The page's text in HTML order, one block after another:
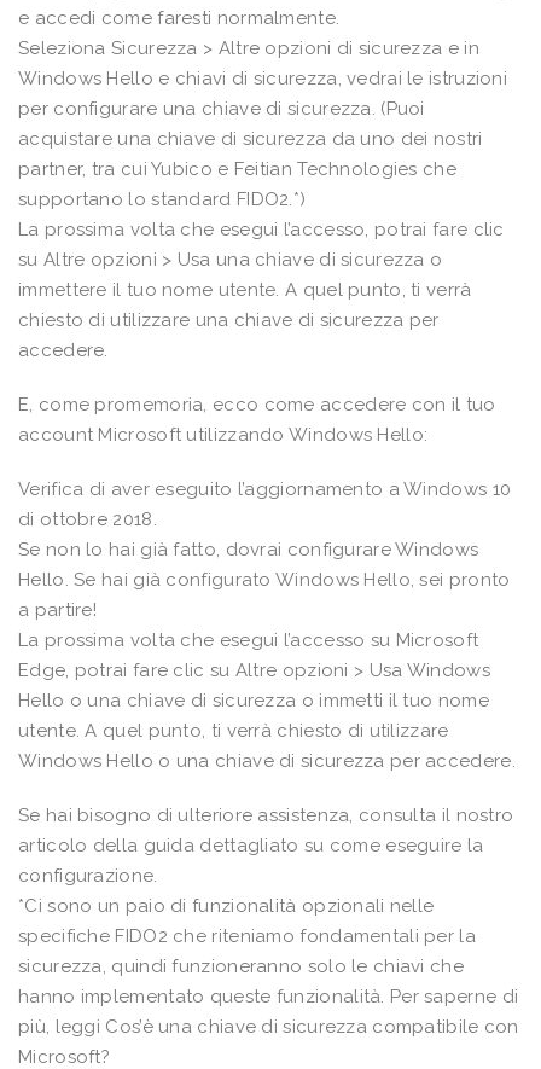
e accedi come faresti normalmente.
Seleziona Sicurezza > Altre opzioni di sicurezza e in
Windows Hello e chiavi di sicurezza, vedrai le istruzioni
per configurare una chiave di sicurezza. (Puoi
acquistare una chiave di sicurezza da uno dei nostri
partner, tra cui Yubico e Feitian Technologies che
supportano lo standard FIDO2.*)
La prossima volta che esegui l’accesso, potrai fare clic
su Altre opzioni > Usa una chiave di sicurezza o
immettere il tuo nome utente. A quel punto, ti verrà
chiesto di utilizzare una chiave di sicurezza per
accedere.
E, come promemoria, ecco come accedere con il tuo
account Microsoft utilizzando Windows Hello:
Verifica di aver eseguito l’aggiornamento a Windows 10
di ottobre 2018.
Se non lo hai già fatto, dovrai configurare Windows
Hello. Se hai già configurato Windows Hello, sei pronto
a partire!
La prossima volta che esegui l’accesso su Microsoft
Edge, potrai fare clic su Altre opzioni > Usa Windows
Hello o una chiave di sicurezza o immetti il tuo nome
utente. A quel punto, ti verrà chiesto di utilizzare
Windows Hello o una chiave di sicurezza per accedere.
Se hai bisogno di ulteriore assistenza, consulta il nostro
articolo della guida dettagliato su come eseguire la
configurazione.
*Ci sono un paio di funzionalità opzionali nelle
specifiche FIDO2 che riteniamo fondamentali per la
sicurezza, quindi funzioneranno solo le chiavi che
hanno implementato queste funzionalità. Per saperne di
più, leggi Cos’è una chiave di sicurezza compatibile con
Microsoft?